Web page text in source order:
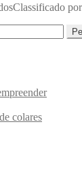
Classificado
colares